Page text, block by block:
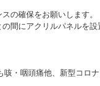
の確保をお願いします。
間にアクリルパネルを設
・咽頭痛他、新型コロ